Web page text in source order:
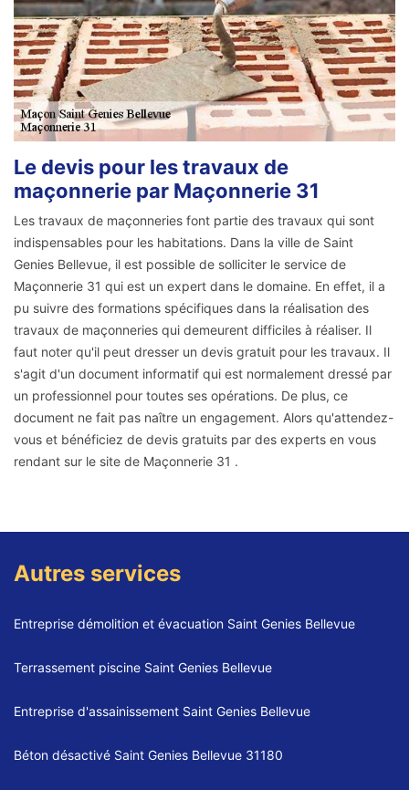
Le devis pour les travaux de
maçonnerie par Maçonnerie 31
Les travaux de maçonneries font partie des travaux qui sont
indispensables pour les habitations. Dans la ville de Saint
Genies Bellevue, il est possible de solliciter le service de
Maçonnerie 31 qui est un expert dans le domaine. En effet, il a
pu suivre des formations spécifiques dans la réalisation des
travaux de maçonneries qui demeurent difficiles à réaliser. Il
faut noter qu'il peut dresser un devis gratuit pour les travaux. Il
s'agit d'un document informatif qui est normalement dressé par
un professionnel pour toutes ses opérations. De plus, ce
document ne fait pas naître un engagement. Alors qu'attendez-
vous et bénéficiez de devis gratuits par des experts en vous
rendant sur le site de Maçonnerie 31 .
Autres services
Entreprise démolition et évacuation Saint Genies Bellevue
Terrassement piscine Saint Genies Bellevue
Entreprise d'assainissement Saint Genies Bellevue
Béton désactivé Saint Genies Bellevue 31180